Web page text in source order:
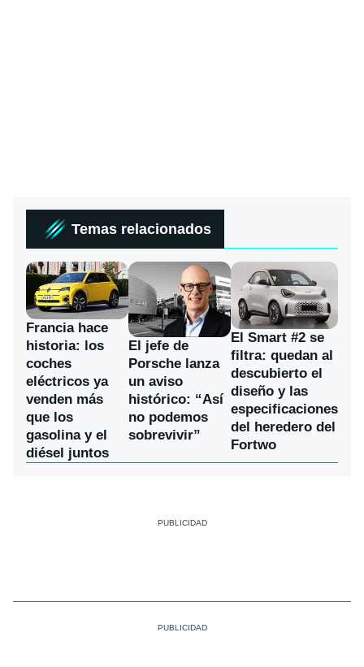
Temas relacionados
Francia hace
historia: los
coches
eléctricos ya
venden más
que los
gasolina y el
diésel juntos
El jefe de
Porsche lanza
un aviso
histórico: “Así
no podemos
sobrevivir”
El Smart #2 se
filtra: quedan al
descubierto el
diseño y las
especificaciones
del heredero del
Fortwo